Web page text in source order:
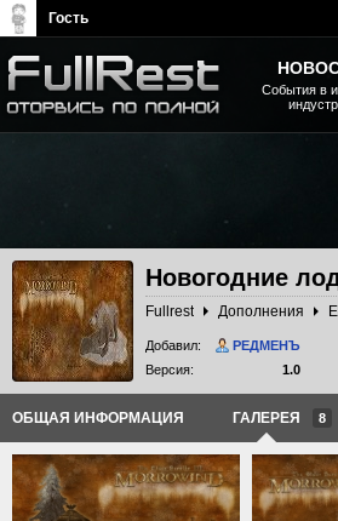
Новогодние
Fullrest Дополнения
Добавил:
РЕДМЕНЪ
Версия:
1.0
ОБЩАЯ ИНФОРМАЦИЯ ГАЛЕРЕЯ 8
События в
Гость